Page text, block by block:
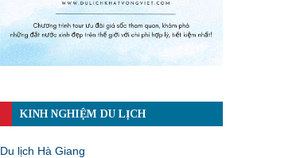
KINH NGHIỆM DU LỊCH
Du lịch Hà Giang